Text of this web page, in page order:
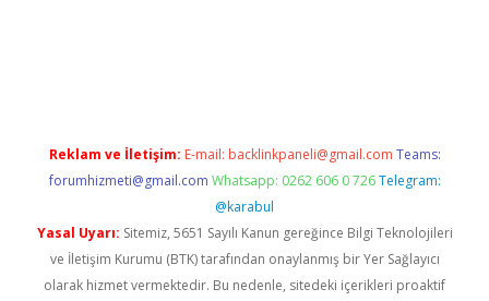
Reklam ve İletişim: E-mail: backlinkpaneli@gmail.com Teams:
forumhizmeti@gmail.com Whatsapp: 0262 606 0 726 Telegram:
@karabul
Yasal Uyarı: Sitemiz, 5651 Sayılı Kanun gereğince Bilgi Teknolojileri
ve İletişim Kurumu (BTK) tarafından onaylanmış bir Yer Sağlayıcı
olarak hizmet vermektedir. Bu nedenle, sitedeki içerikleri proaktif